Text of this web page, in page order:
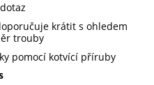
krátit s ohledem
trouby
pomocí kotvící příruby